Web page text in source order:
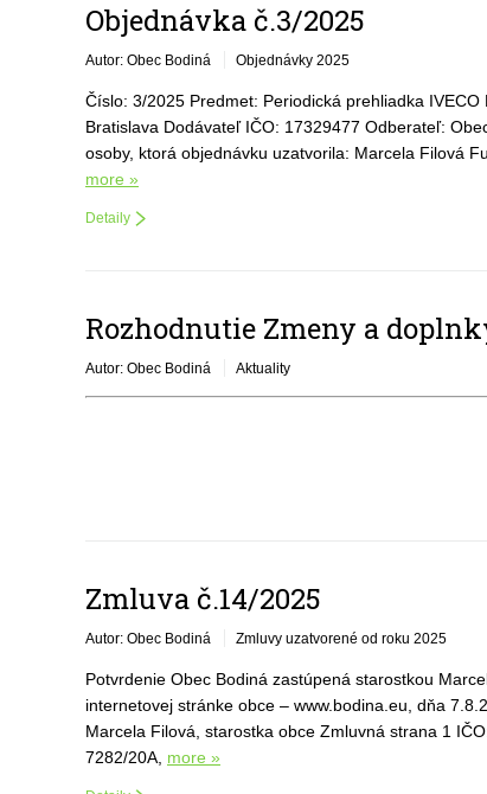
Objednávka č.3/2025
Autor: Obec Bodiná Objednávky 2025
Číslo: 3/2025 Predmet: Periodická prehliadka
Bratislava Dodávateľ IČO: 17329477 Odberateľ:
osoby, ktorá objednávku uzatvorila: Marcela Filová
more »
Detaily
Rozhodnutie Zmeny a
Autor: Obec Bodiná Aktuality
Zmluva č.14/2025
Autor: Obec Bodiná Zmluvy uzatvorené od roku 2025
Potvrdenie Obec Bodiná zastúpená starostkou
internetovej stránke obce – www.bodina.eu, dňa
Marcela Filová, starostka obce Zmluvná strana 1
7282/20A, more »